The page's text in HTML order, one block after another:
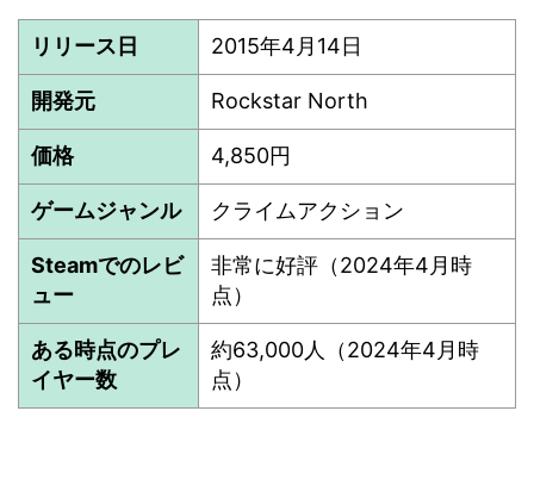
リリース日 2015年4月14日
開発元 Rockstar North
価格 4,850円
ゲームジャンル クライムアクション
Steamでのレビ
ュー
非常に好評（2024年4月時
点）
ある時点のプレ
イヤー数
約63,000人（2024年4月時
点）